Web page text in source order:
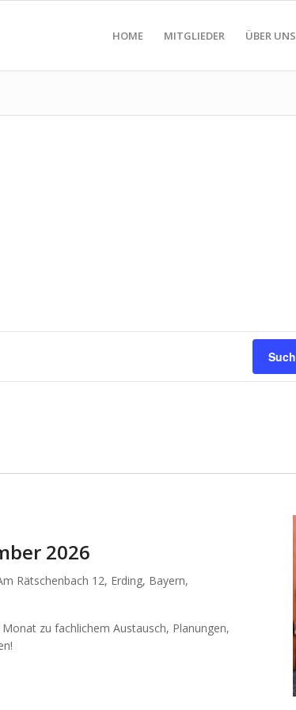
HOME MITGLIEDER ÜBER UNS
2026
Rätschenbach 12, Erding, Bayern,
zu fachlichem Austausch, Planungen,